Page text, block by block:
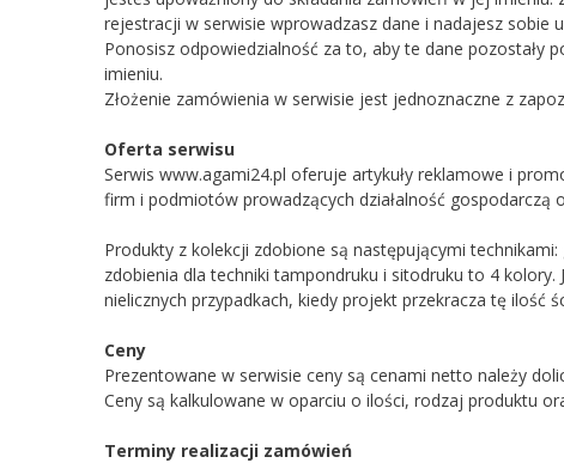
rejestracji w serwisie wprowadzasz dane i nadajesz sobie
Ponosisz odpowiedzialność za to, aby te dane pozostały
imieniu.
Złożenie zamówienia w serwisie jest jednoznaczne z
Oferta serwisu
Serwis www.agami24.pl oferuje artykuły reklamowe i
firm i podmiotów prowadzących działalność gospodarczą
Produkty z kolekcji zdobione są następującymi
zdobienia dla techniki tampondruku i sitodruku to 4
nielicznych przypadkach, kiedy projekt przekracza tę
Ceny
Prezentowane w serwisie ceny są cenami netto należy
Ceny są kalkulowane w oparciu o ilości, rodzaj produktu
Terminy realizacji zamówień